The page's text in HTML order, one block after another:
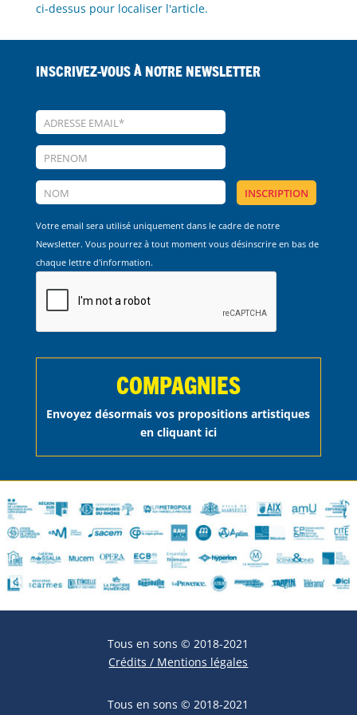
ci-dessus pour localiser l'article.
Inscrivez-vous à notre Newsletter
Votre email sera utilisé uniquement dans le cadre de notre
Newsletter. Vous pourrez à tout moment vous désinscrire en bas de
chaque lettre d'information.
COMPAGNIES
Envoyez désormais vos propositions artistiques
en cliquant ici
Tous en sons © 2018-2021
Crédits / Mentions légales
Tous en sons © 2018-2021